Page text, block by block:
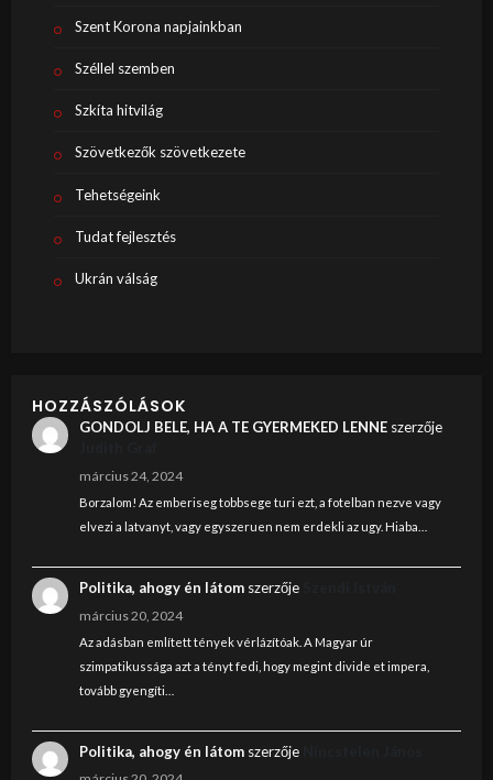
Szent Korona napjainkban
Széllel szemben
Szkíta hitvilág
Szövetkezők szövetkezete
Tehetségeink
Tudat fejlesztés
Ukrán válság
HOZZÁSZÓLÁSOK
GONDOLJ BELE, HA A TE GYERMEKED LENNEszerzője
március 24, 2024
Borzalom! Az emberiseg tobbsege turi ezt, a fotelban nezve vagy
elvezi a latvanyt, vagy egyszeruen nem erdekli az ugy. Hiaba…
Politika, ahogy én látomszerzője
március 20, 2024
Az adásban említett tények vérlázítóak. A Magyar úr
szimpatikussága azt a tényt fedi, hogy megint divide et impera,
tovább gyengíti…
Politika, ahogy én látomszerzője